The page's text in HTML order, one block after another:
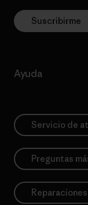
Suscribirme
Ayuda
Servicio de
Preguntas
Reparaciones